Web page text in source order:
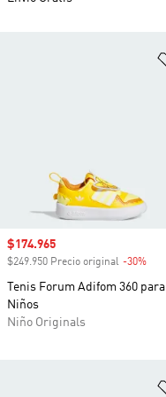
Precio de venta
$174.965
$249.950 Precio original -30%
Tenis Forum Adifom 360 para
Niños
Niño Originals